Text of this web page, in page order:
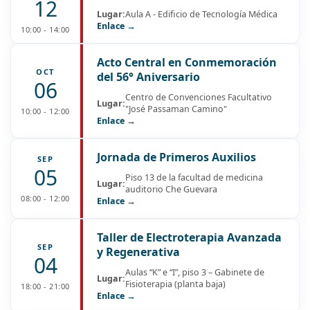
12
10:00 - 14:00
Lugar:Aula A - Edificio de Tecnología Médica
Enlace →
OCT
06
10:00 - 12:00
Acto Central en Conmemoración
del 56° Aniversario
Lugar:Centro de Convenciones Facultativo
"José Passaman Camino"
Enlace →
SEP
05
08:00 - 12:00
Jornada de Primeros Auxilios
Lugar:Piso 13 de la facultad de medicina
auditorio Che Guevara
Enlace →
SEP
04
18:00 - 21:00
Taller de Electroterapia Avanzada
y Regenerativa
Lugar:Aulas “K” e “I”, piso 3 – Gabinete de
Fisioterapia (planta baja)
Enlace →